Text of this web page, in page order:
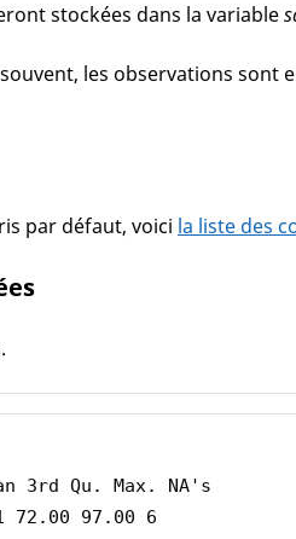
stockées dans la variable
les observations sont
par défaut, voici la liste des
3rd Qu. Max. NA's
72.00 97.00 6